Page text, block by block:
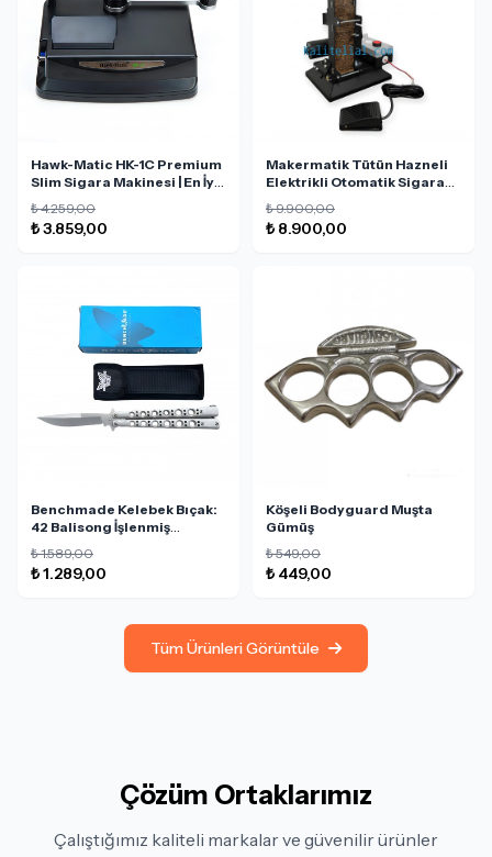
Hawk-Matic HK-1C Premium
Slim Sigara Makinesi | En İyi
Manuel Sigara Sarma
Makinesi
₺ 4.259,00
₺ 3.859,00
Makermatik Tütün Hazneli
Elektrikli Otomatik Sigara
Sarma Makinesi
₺ 9.900,00
₺ 8.900,00
Benchmade Kelebek Bıçak:
42 Balisong İşlenmiş
Titanyum Saplı 440C
₺ 1.589,00
₺ 1.289,00
Köşeli Bodyguard Muşta
Gümüş
₺ 549,00
₺ 449,00
Tüm Ürünleri Görüntüle
Çözüm Ortaklarımız
Çalıştığımız kaliteli markalar ve güvenilir ürünler